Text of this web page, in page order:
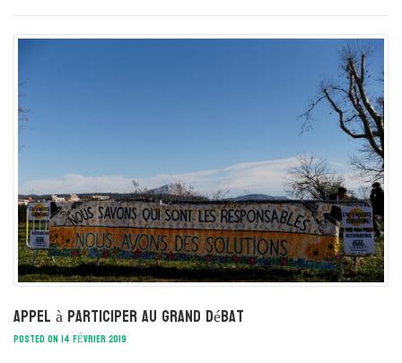
Appel à participer au grand débat
POSTED ON 14 FÉVRIER 2019